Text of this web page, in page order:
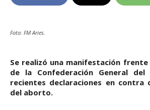
Foto: FM Aries.
Se realizó una manifestación
de la Confederación General
recientes declaraciones en contra
del aborto.